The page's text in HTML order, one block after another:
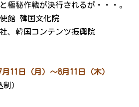
極秘作戦が決行されるが・・・。
館 韓国文化院
、韓国コンテンツ振興院
11日（月）～8月11日（木）
）